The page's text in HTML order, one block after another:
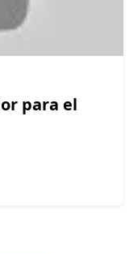
para el